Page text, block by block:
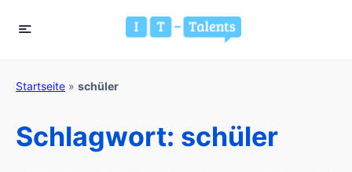
Startseite » schüler
Schlagwort: schüler